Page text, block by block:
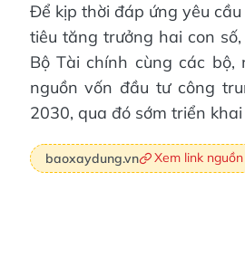
Để kịp thời đáp ứng yêu
tiêu tăng trưởng hai con
Bộ Tài chính cùng các
nguồn vốn đầu tư công
2030, qua đó sớm triển
baoxaydung.vn Xem link nguồn